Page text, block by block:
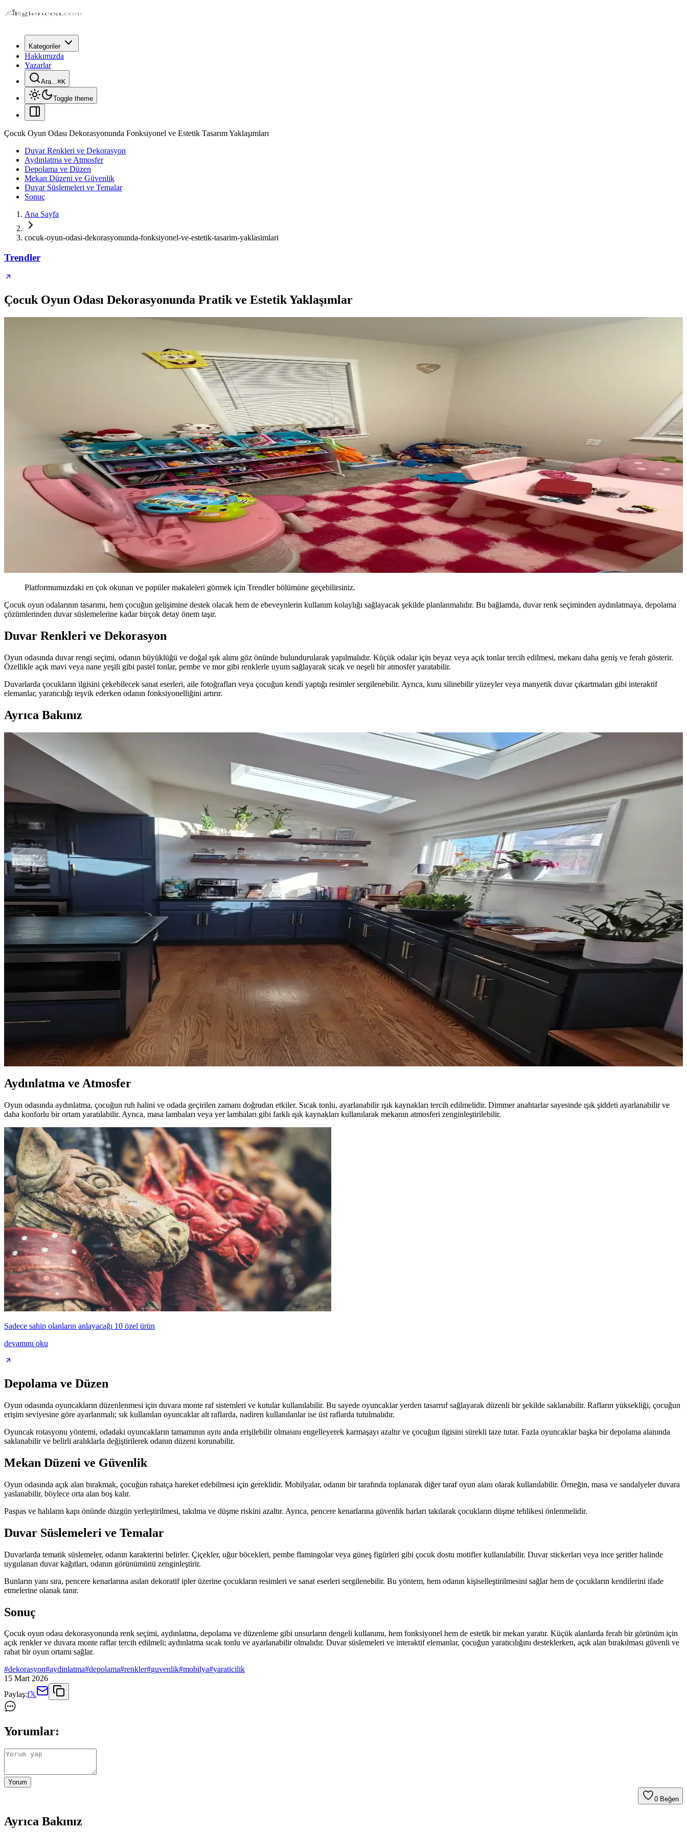
Kategoriler
Hakkımızda
Yazarlar
Ara...⌘K
Toggle theme
Çocuk Oyun Odası Dekorasyonunda Fonksiyonel ve Estetik Tasarım Yaklaşımları
Duvar Renkleri ve Dekorasyon
Aydınlatma ve Atmosfer
Depolama ve Düzen
Mekan Düzeni ve Güvenlik
Duvar Süslemeleri ve Temalar
Sonuç
Ana Sayfa
cocuk-oyun-odasi-dekorasyonunda-fonksiyonel-ve-estetik-tasarim-yaklasimlari
Trendler
Çocuk Oyun Odası Dekorasyonunda Pratik ve Estetik Yaklaşımlar
Platformumuzdaki en çok okunan ve popüler makaleleri görmek için Trendler bölümüne geçebilirsiniz.
Çocuk oyun odalarının tasarımı, hem çocuğun gelişimine destek olacak hem de ebeveynlerin kullanım kolaylığı sağlayacak şekilde planlanmalıdır. Bu bağlamda, duvar renk seçiminden aydınlatmaya, depolama
çözümlerinden duvar süslemelerine kadar birçok detay önem taşır.
Duvar Renkleri ve Dekorasyon
Oyun odasında duvar rengi seçimi, odanın büyüklüğü ve doğal ışık alımı göz önünde bulundurularak yapılmalıdır. Küçük odalar için beyaz veya açık tonlar tercih edilmesi, mekanı daha geniş ve ferah gösterir.
Özellikle açık mavi veya nane yeşili gibi pastel tonlar, pembe ve mor gibi renklerle uyum sağlayarak sıcak ve neşeli bir atmosfer yaratabilir.
Duvarlarda çocukların ilgisini çekebilecek sanat eserleri, aile fotoğrafları veya çocuğun kendi yaptığı resimler sergilenebilir. Ayrıca, kuru silinebilir yüzeyler veya manyetik duvar çıkartmaları gibi interaktif
elemanlar, yaratıcılığı teşvik ederken odanın fonksiyonelliğini artırır.
Ayrıca Bakınız
Ev Dekorasyonunda Halı Seçimi: Renk Dengesi ve Uyum Prensipleriyle Mekan Tasarımı
Ev dekorasyonunda halı seçimi, renk dengesi ve desen uyumu ile mekanın atmosferini belirler. 60/30/10 prensibi ve mobilyalarla uyum, yaşam alanına sıcaklık ve kişilik katar.
Yatak Odası Perde Seçimi ve Asma Teknikleri: Estetik ve Fonksiyonel Yaklaşımlar
Yatak odası perdelerinde doğru seçim ve asma teknikleri, mekanın estetiğini ve enerji verimliliğini artırır. Pelmet kullanımı ve uygun perde çubuğu destekleriyle konfor sağlanır.
Sherwin Williams Cream & Sugar Duvar Rengine Uyumlu Perde Seçimi ve Ton Çakışması Önleme Yöntemleri
Sherwin Williams Cream & Sugar duvar rengine sahip odalarda perde seçimi, halı ve dekorasyonla uyumlu tonlarda yapılmalı. Pinch pleat model perdeler estetik görünüm sağlar ve ton çakışmasını önler.
Ev Satışında Valance Kullanımı ve Pencere Dekorasyonunun Mekana Etkileri
Ev satışında valance kullanımı, pencere görünümünü yumuşatırken mekana renk ve doku katar. Ancak yanlış kullanım mekanda görsel karmaşa yaratabilir ve ışık alımını kısıtlayabilir.
Orta 2000'ler Sarı Tonları: Mekanlarda Doğru Renk Seçimi ve Uyum Analizi
Orta 2000'ler sarı tonları, doğru kombinasyonlarla mekanlara sıcaklık katabilir. Ancak uyumsuz kullanımlarda eski moda ve sıradan bir görünüm ortaya çıkabilir. Renk seçimi mekanın diğer unsurlarıyla
dengelenmeli.
Salon Duvar Düzenlemesinde Raf Kullanımı ve Estetik Dengenin Sağlanması
Salon duvarlarında rafların simetrik yerleşimi, aksesuar seçimi ve mobilya düzeni mekânın estetik ve fonksiyonel dengesini sağlar. Doğru duvar rengi ve sanat eserleriyle ferah bir atmosfer oluşturulur.
Oda Düzenlemesinde Boş Alanların Fonksiyonel ve Estetik Değerlendirme Yöntemleri
Oda düzenlemesinde boş alanların bitkiler, aynalar, raflar ve sanat eserleriyle değerlendirilmesi yaşam kalitesini artırır. Doğru yerleştirme ile fonksiyonel ve estetik mekanlar oluşturulur.
Mutfak Köşesini Fonksiyonel ve Estetik Hale Getirme Pratik Düzenleme Yöntemleri
Mutfak köşenizi düzenlerken gereksiz eşyalardan kurtulmak, bitkileri doğru konumlandırmak ve askı sistemleri kullanmak işlevsellik ve estetik sağlar. Alanı işlevsel gruplarla düzenlemek önemlidir.
Aydınlatma ve Atmosfer
Oyun odasında aydınlatma, çocuğun ruh halini ve odada geçirilen zamanı doğrudan etkiler. Sıcak tonlu, ayarlanabilir ışık kaynakları tercih edilmelidir. Dimmer anahtarlar sayesinde ışık şiddeti ayarlanabilir ve
daha konforlu bir ortam yaratılabilir. Ayrıca, masa lambaları veya yer lambaları gibi farklı ışık kaynakları kullanılarak mekanın atmosferi zenginleştirilebilir.
Sadece sahip olanların anlayacağı 10 özel ürün
devamını oku
Depolama ve Düzen
Oyun odasında oyuncakların düzenlenmesi için duvara monte raf sistemleri ve kutular kullanılabilir. Bu sayede oyuncaklar yerden tasarruf sağlayarak düzenli bir şekilde saklanabilir. Rafların yüksekliği, çocuğun
erişim seviyesine göre ayarlanmalı; sık kullanılan oyuncaklar alt raflarda, nadiren kullanılanlar ise üst raflarda tutulmalıdır.
Oyuncak rotasyonu yöntemi, odadaki oyuncakların tamamının aynı anda erişilebilir olmasını engelleyerek karmaşayı azaltır ve çocuğun ilgisini sürekli taze tutar. Fazla oyuncaklar başka bir depolama alanında
saklanabilir ve belirli aralıklarla değiştirilerek odanın düzeni korunabilir.
Mekan Düzeni ve Güvenlik
Oyun odasında açık alan bırakmak, çocuğun rahatça hareket edebilmesi için gereklidir. Mobilyalar, odanın bir tarafında toplanarak diğer taraf oyun alanı olarak kullanılabilir. Örneğin, masa ve sandalyeler duvara
yaslanabilir, böylece orta alan boş kalır.
Paspas ve halıların kapı önünde düzgün yerleştirilmesi, takılma ve düşme riskini azaltır. Ayrıca, pencere kenarlarına güvenlik barları takılarak çocukların düşme tehlikesi önlenmelidir.
Duvar Süslemeleri ve Temalar
Duvarlarda tematik süslemeler, odanın karakterini belirler. Çiçekler, uğur böcekleri, pembe flamingolar veya güneş figürleri gibi çocuk dostu motifler kullanılabilir. Duvar stickerları veya ince şeritler halinde
uygulanan duvar kağıtları, odanın görünümünü zenginleştirir.
Bunların yanı sıra, pencere kenarlarına asılan dekoratif ipler üzerine çocukların resimleri ve sanat eserleri sergilenebilir. Bu yöntem, hem odanın kişiselleştirilmesini sağlar hem de çocukların kendilerini ifade
etmelerine olanak tanır.
Sonuç
Çocuk oyun odası dekorasyonunda renk seçimi, aydınlatma, depolama ve düzenleme gibi unsurların dengeli kullanımı, hem fonksiyonel hem de estetik bir mekan yaratır. Küçük alanlarda ferah bir görünüm için
açık renkler ve duvara monte raflar tercih edilmeli; aydınlatma sıcak tonlu ve ayarlanabilir olmalıdır. Duvar süslemeleri ve interaktif elemanlar, çocuğun yaratıcılığını desteklerken, açık alan bırakılması güvenli ve
rahat bir oyun ortamı sağlar.
#dekorasyon#aydinlatma#depolama#renkler#guvenlik#mobilya#yaraticilik
15 Mart 2026
Paylaş:f𝕏
Yorumlar:
Yorum
0 Beğen
Ayrıca Bakınız